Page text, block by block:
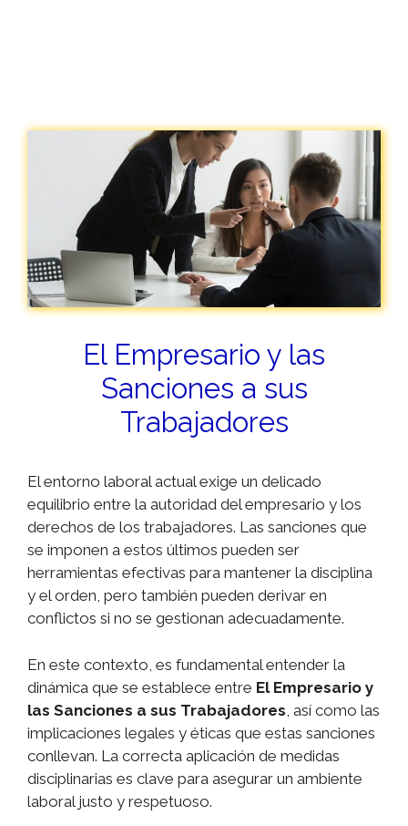
El Empresario y las
Sanciones a sus
Trabajadores
El entorno laboral actual exige un delicado
equilibrio entre la autoridad del empresario y los
derechos de los trabajadores. Las sanciones que
se imponen a estos últimos pueden ser
herramientas efectivas para mantener la disciplina
y el orden, pero también pueden derivar en
conflictos si no se gestionan adecuadamente.
En este contexto, es fundamental entender la
dinámica que se establece entre El Empresario y
las Sanciones a sus Trabajadores , así como las
implicaciones legales y éticas que estas sanciones
conllevan. La correcta aplicación de medidas
disciplinarias es clave para asegurar un ambiente
laboral justo y respetuoso.